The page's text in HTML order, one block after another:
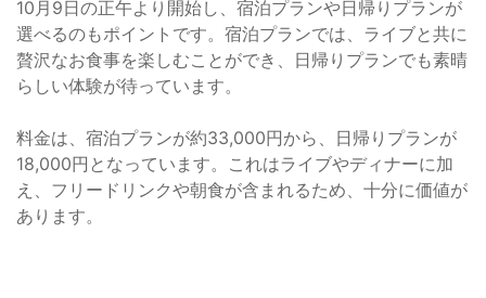
10月9日の正午より開始し、宿泊プランや日帰りプランが
選べるのもポイントです。宿泊プランでは、ライブと共に
贅沢なお食事を楽しむことができ、日帰りプランでも素晴
らしい体験が待っています。
料金は、宿泊プランが約33,000円から、日帰りプランが
18,000円となっています。これはライブやディナーに加
え、フリードリンクや朝食が含まれるため、十分に価値が
あります。